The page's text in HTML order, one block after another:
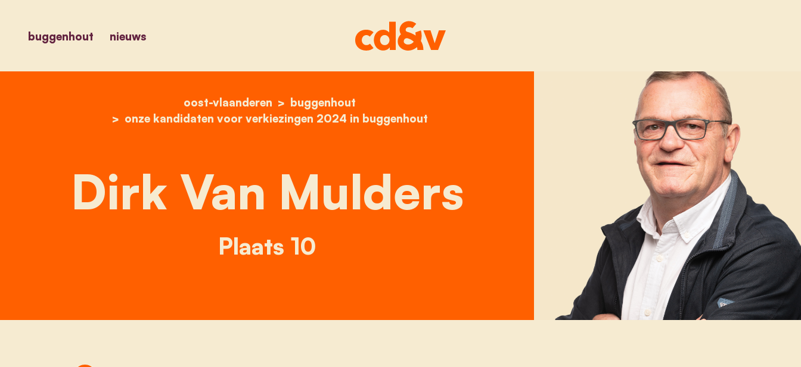
buggenhout nieuws
home
oost-vlaanderen
buggenhout
onze kandidaten voor verkiezingen 2024 in buggenhout
dirk van mulders
Dirk Van Mulders
Plaats 10